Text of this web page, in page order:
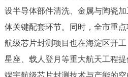
设半导体部件清洗、金属与陶瓷
体关键配套环节。同时，全市重
航级芯片封测项目也在海淀区开
星座、载人登月等重大航天工程
端宇航级芯片封测技术与产能的空